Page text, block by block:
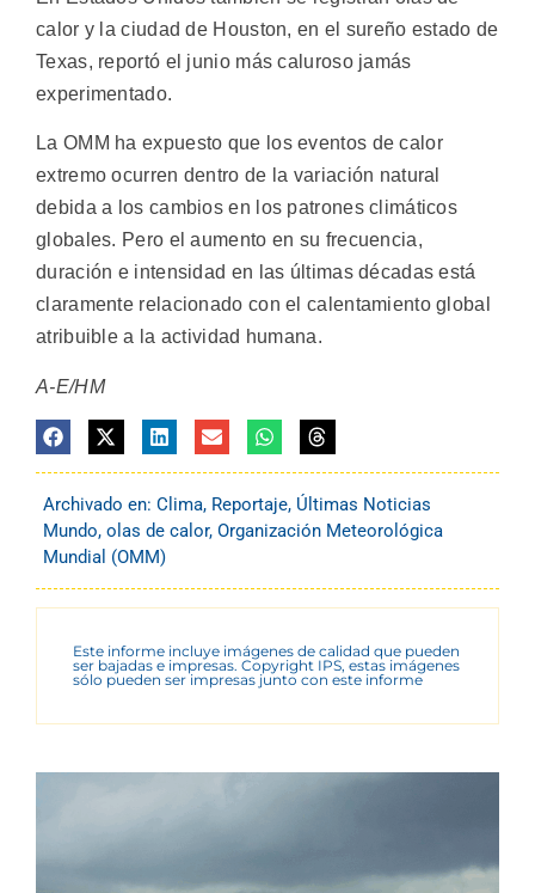
calor y la ciudad de Houston, en el sureño estado de
Texas, reportó el junio más caluroso jamás
experimentado.
La OMM ha expuesto que los eventos de calor
extremo ocurren dentro de la variación natural
debida a los cambios en los patrones climáticos
globales. Pero el aumento en su frecuencia,
duración e intensidad en las últimas décadas está
claramente relacionado con el calentamiento global
atribuible a la actividad humana.
A-E/HM
Archivado en: Clima, Reportaje, Últimas Noticias
Mundo, olas de calor, Organización Meteorológica
Mundial (OMM)
Este informe incluye imágenes de calidad que pueden
ser bajadas e impresas. Copyright IPS, estas imágenes
sólo pueden ser impresas junto con este informe